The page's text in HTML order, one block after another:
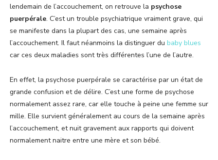
lendemain de l’accouchement, on retrouve la psychose
puerpérale. C’est un trouble psychiatrique vraiment grave, qui
se manifeste dans la plupart des cas, une semaine après
l’accouchement. Il faut néanmoins la distinguer du baby blues
car ces deux maladies sont très différentes l’une de l’autre.
En effet, la psychose puerpérale se caractérise par un état de
grande confusion et de délire. C’est une forme de psychose
normalement assez rare, car elle touche à peine une femme sur
mille. Elle survient généralement au cours de la semaine après
l’accouchement, et nuit gravement aux rapports qui doivent
normalement naitre entre une mère et son bébé.